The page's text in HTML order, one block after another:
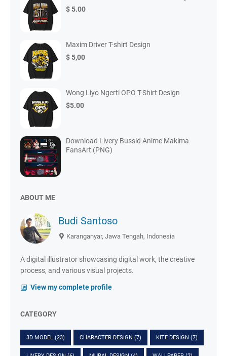
$ 5.00
Maxim Driver T-shirt Design
$ 5,00
Wong Liyo Ngerti OPO T-Shirt Design
$5.00
Download Livery Bussid Anime Makima
FansArt (PNG)
ABOUT ME
Budi Santoso
Karanganyar, Jawa Tengah, Indonesia
A digital illustrator showcasing digital work, the creative
process, and various visual projects.
View my complete profile
CATEGORY
3D MODEL (23) CHARACTER DESIGN (7) KITE DESIGN (7)